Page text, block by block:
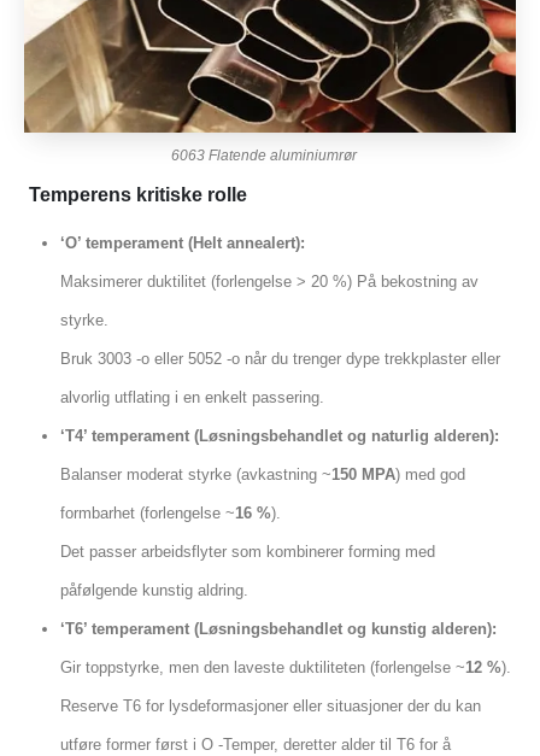
6063 Flatende aluminiumrør
Temperens kritiske rolle
‘O’ temperament (Helt annealert):
Maksimerer duktilitet (forlengelse > 20 %) På bekostning av
styrke.
Bruk 3003 -o eller 5052 -o når du trenger dype trekkplaster eller
alvorlig utflating i en enkelt passering.
‘T4’ temperament (Løsningsbehandlet og naturlig alderen):
Balanser moderat styrke (avkastning ~150 MPA) med god
formbarhet (forlengelse ~16 %).
Det passer arbeidsflyter som kombinerer forming med
påfølgende kunstig aldring.
‘T6’ temperament (Løsningsbehandlet og kunstig alderen):
Gir toppstyrke, men den laveste duktiliteten (forlengelse ~12 %).
Reserve T6 for lysdeformasjoner eller situasjoner der du kan
utføre former først i O -Temper, deretter alder til T6 for å